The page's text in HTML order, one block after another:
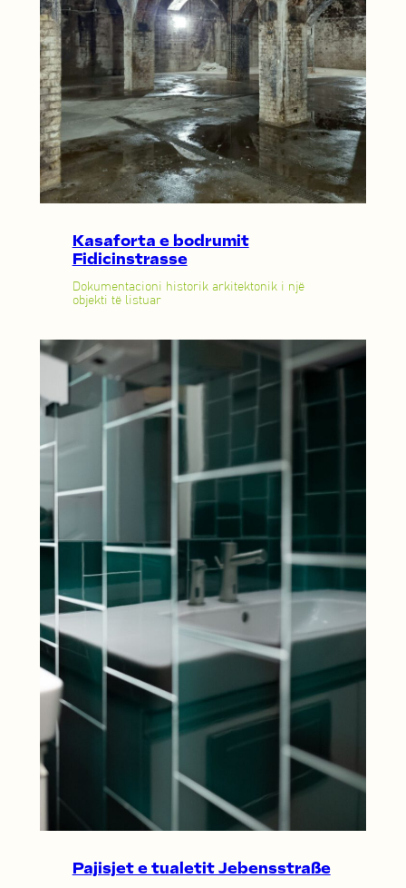
Kasaforta e bodrumit
Fidicinstrasse
Dokumentacioni historik arkitektonik i një
objekti të listuar
Pajisjet e tualetit Jebensstraße